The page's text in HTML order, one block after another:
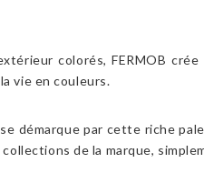
colorés, FERMOB
vie en couleurs.
démarque par cette riche
de la marque,